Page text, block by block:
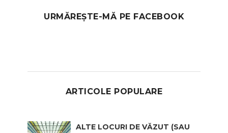
URMĂREȘTE-MĂ PE FACEBOOK
ARTICOLE POPULARE
ALTE LOCURI DE VĂZUT (SAU